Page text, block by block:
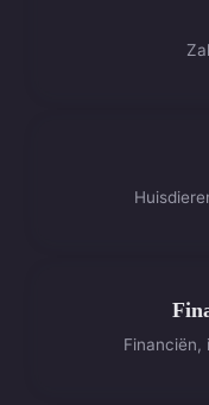
Financiën,